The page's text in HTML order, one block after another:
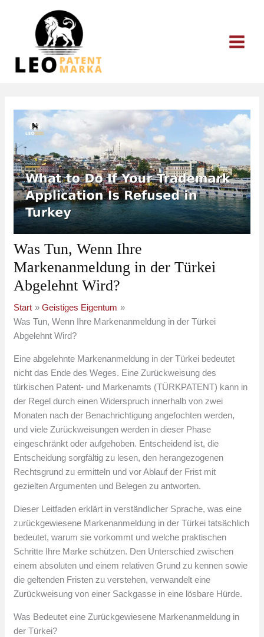
Was Tun, Wenn Ihre
Markenanmeldung in der Türkei
Abgelehnt Wird?
Start
Geistiges Eigentum
Was Tun, Wenn Ihre Markenanmeldung in der Türkei
Abgelehnt Wird?
Eine abgelehnte Markenanmeldung in der Türkei bedeutet
nicht das Ende des Weges. Eine Zurückweisung des
türkischen Patent- und Markenamts (TÜRKPATENT) kann in
der Regel durch einen Widerspruch innerhalb von zwei
Monaten nach der Benachrichtigung angefochten werden,
und viele Zurückweisungen werden in dieser Phase
eingeschränkt oder aufgehoben. Entscheidend ist, die
Entscheidung sorgfältig zu lesen, den herangezogenen
Rechtsgrund zu ermitteln und vor Ablauf der Frist mit
gezielten Argumenten und Belegen zu antworten.
Dieser Leitfaden erklärt in verständlicher Sprache, was eine
zurückgewiesene Markenanmeldung in der Türkei tatsächlich
bedeutet, warum sie vorkommt und welche praktischen
Schritte Ihre Marke schützen. Den Unterschied zwischen
einem absoluten und einem relativen Grund zu kennen sowie
die geltenden Fristen zu verstehen, verwandelt eine
Zurückweisung von einer Sackgasse in eine lösbare Hürde.
Was Bedeutet eine Zurückgewiesene Markenanmeldung in
der Türkei?